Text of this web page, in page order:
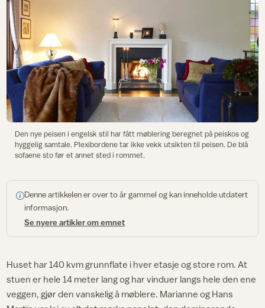
Den nye peisen i engelsk stil har fått møblering beregnet på peiskos og
hyggelig samtale. Plexibordene tar ikke vekk utsikten til peisen. De blå
sofaene sto før et annet sted i rommet.
Denne artikkelen er over to år gammel og kan inneholde utdatert
informasjon.
Se nyere artikler om emnet
Huset har 140 kvm grunnflate i hver etasje og store rom. At
stuen er hele 14 meter lang og har vinduer langs hele den ene
veggen, gjør den vanskelig å møblere. Marianne og Hans